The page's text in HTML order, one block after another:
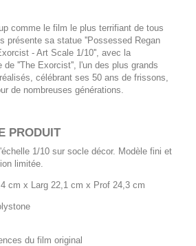
comme le film le plus terrifiant de tous
présente sa statue ''Possessed Regan
- Art Scale 1/10'', avec la
de ''The Exorcist'', l'un des plus grands
célébrant ses 50 ans de frissons,
de nombreuses générations.
PRODUIT
1/10 sur socle décor. Modèle fini et
limitée.
cm x Larg 22,1 cm x Prof 24,3 cm
du film original